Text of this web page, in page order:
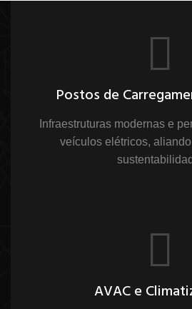
Postos de
Infraestruturas modernas e
veículos elétricos,
AVAC e